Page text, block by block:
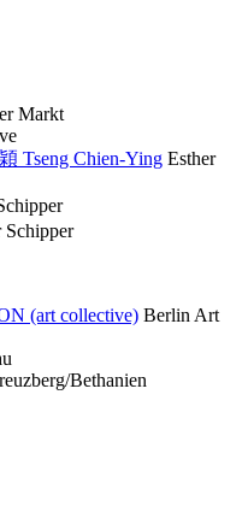
Markt
Tseng Chien-Ying Esther
Schipper
(art collective) Berlin Art
Bethanien